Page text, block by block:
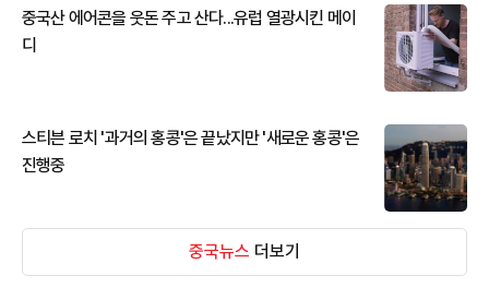
중국산 에어콘을 웃돈 주고 산다...유럽 열광시킨 메이
디
스티븐 로치 '과거의 홍콩'은 끝났지만 '새로운 홍콩'은
진행중
중국뉴스 더보기